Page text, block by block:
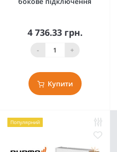
4 736.33 грн.
- +
Купити
Популярний